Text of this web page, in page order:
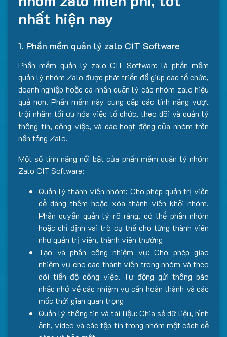
nhất hiện nay
1. Phần mềm quản lý zalo CIT Software
Phần mềm quản lý zalo CIT Software là phần mềm
quản lý nhóm Zalo được phát triển để giúp các tổ chức,
doanh nghiệp hoặc cá nhân quản lý các nhóm zalo hiệu
quả hơn. Phần mềm này cung cấp các tính năng vượt
trội nhằm tối ưu hóa việc tổ chức, theo dõi và quản lý
thông tin, công việc, và các hoạt động của nhóm trên
nền tảng Zalo.
Một số tính năng nổi bật của phần mềm quản lý nhóm
Zalo CIT Software:
Quản lý thành viên nhóm: Cho phép quản trị viên
dễ dàng thêm hoặc xóa thành viên khỏi nhóm.
Phân quyền quản lý rõ ràng, có thể phân nhóm
hoặc chỉ định vai trò cụ thể cho từng thành viên
như quản trị viên, thành viên thường
Tạo và phân công nhiệm vụ: Cho phép giao
nhiệm vụ cho các thành viên trong nhóm và theo
dõi tiến độ công việc. Tự động gửi thông báo
nhắc nhở về các nhiệm vụ cần hoàn thành và các
mốc thời gian quan trọng
Quản lý thông tin và tài liệu: Chia sẻ dữ liệu, hình
ảnh, video và các tệp tin trong nhóm một cách dễ